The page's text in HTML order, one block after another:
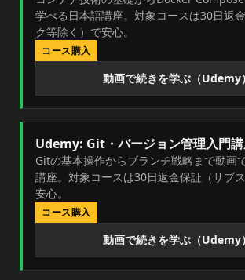
学べる日本語講座。対象コースは30日返
ク等除く）で安心。
コース購入
動画で続きを学ぶ（Udemy）
Udemy: Git・バージョン管理入門講
Gitの基本操作からブランチ戦略まで動画
講座。対象コースは30日返金保証（サブ
安心。
コース購入
動画で続きを学ぶ（Udemy）